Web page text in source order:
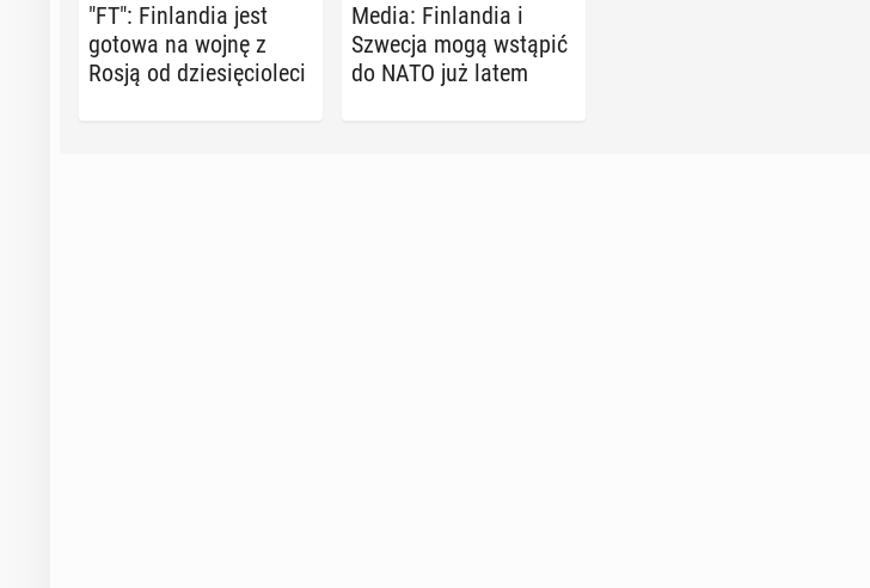
"FT": Fin­lan­dia jest
gotowa na wojnę z
Rosją od dzie­się­cio­le­ci
Media: Fin­lan­dia i
Szwecja mogą wstąpić
do NATO już latem